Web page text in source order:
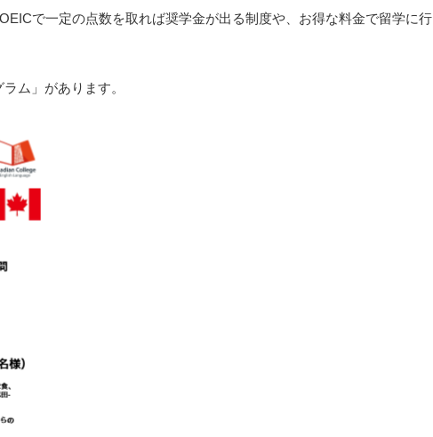
で一定の点数を取れば奨学金が出る制度や、お得な料金で留学に行
ム」があります。